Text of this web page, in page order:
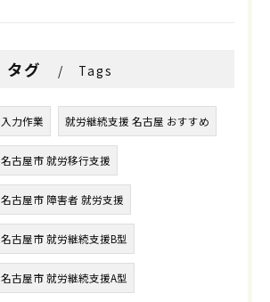
タグ Tags
入力作業 就労継続支援 名古屋 おすすめ
名古屋市 就労移行支援
名古屋市 障害者 就労支援
名古屋市 就労継続支援B型
名古屋市 就労継続支援A型